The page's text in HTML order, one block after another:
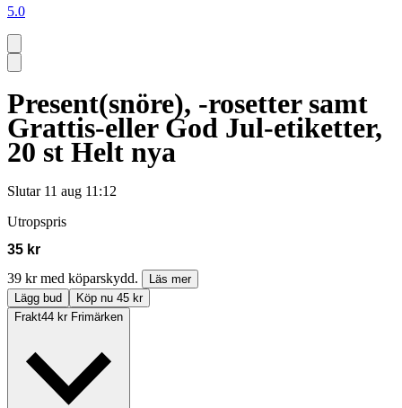
5.0
Present(snöre), -rosetter samt
Grattis-eller God Jul-etiketter,
20 st Helt nya
Slutar 11 aug 11:12
Utropspris
35 kr
39 kr med köparskydd.
Läs mer
Lägg bud
Köp nu 45 kr
Frakt44 kr Frimärken